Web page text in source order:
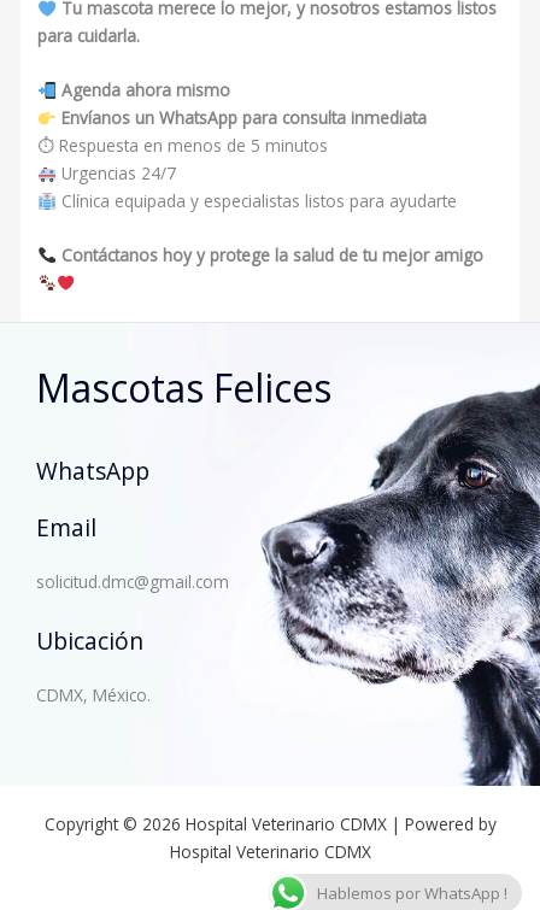
Tu mascota merece lo mejor, y nosotros estamos listos
para cuidarla.
Agenda ahora mismo
Envíanos un WhatsApp para consulta inmediata
⏱ Respuesta en menos de 5 minutos
Urgencias 24/7
Clínica equipada y especialistas listos para ayudarte
Contáctanos hoy y protege la salud de tu mejor amigo
Mascotas Felices
WhatsApp
Email
solicitud.dmc@gmail.com
Ubicación
CDMX, México.
Copyright © 2026 Hospital Veterinario CDMX | Powered by
Hospital Veterinario CDMX
Hablemos por WhatsApp !